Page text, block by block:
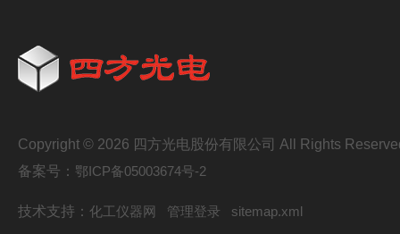
Copyright © 2026 四方光电股份有限公司 All Rights
备案号： 鄂ICP备05003674号-2
技术支持： 化工仪器网 管理登录 sitemap.xml